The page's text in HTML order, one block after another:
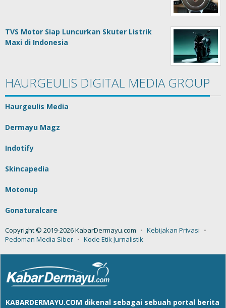
TVS Motor Siap Luncurkan Skuter Listrik
Maxi di Indonesia
HAURGEULIS DIGITAL MEDIA GROUP
Haurgeulis Media
Dermayu Magz
Indotify
Skincapedia
Motonup
Gonaturalcare
Copyright © 2019-2026 KabarDermayu.com
Kebijakan Privasi
Pedoman Media Siber
Kode Etik Jurnalistik
KABARDERMAYU.COM dikenal sebagai sebuah portal berita